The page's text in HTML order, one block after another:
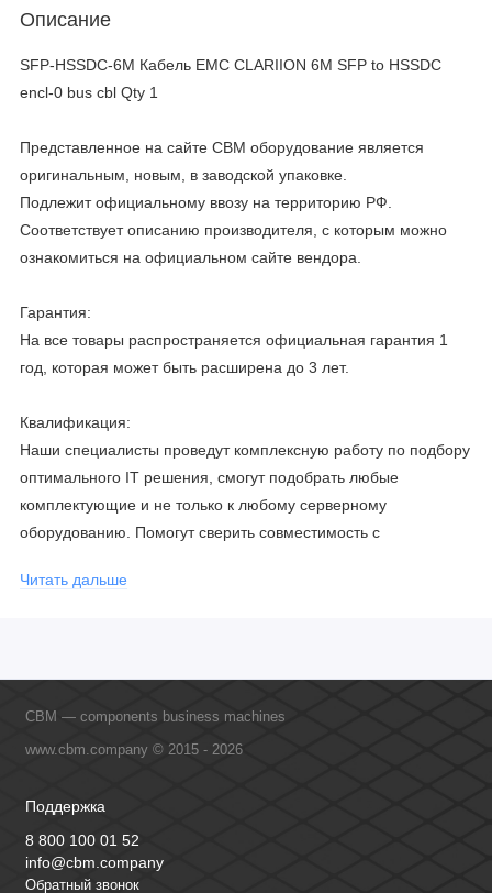
Описание
SFP-HSSDC-6M Кабель EMC CLARIION 6M SFP to HSSDC
encl-0 bus cbl Qty 1
Представленное на сайте CBM оборудование является
оригинальным, новым, в заводской упаковке.
Подлежит официальному ввозу на территорию РФ.
Соответствует описанию производителя, с которым можно
ознакомиться на официальном сайте вендора.
Гарантия:
На все товары распространяется официальная гарантия 1
год, которая может быть расширена до 3 лет.
Квалификация:
Наши специалисты проведут комплексную работу по подбору
оптимального IT решения, смогут подобрать любые
комплектующие и не только к любому серверному
оборудованию. Помогут сверить совместимость с
официальными производителями и проводим регулярное
Читать дальше
CBM — components business machines
www.cbm.company © 2015 - 2026
Поддержка
8 800 100 01 52
info@cbm.company
Обратный звонок